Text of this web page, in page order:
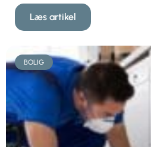
Læs artikel
BOLIG